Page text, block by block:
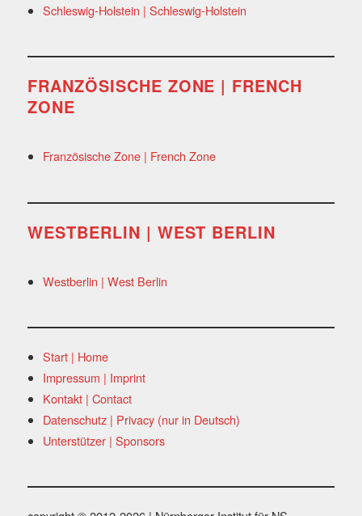
Schleswig-Holstein | Schleswig-Holstein
FRANZÖSISCHE ZONE | FRENCH
ZONE
Französische Zone | French Zone
WESTBERLIN | WEST BERLIN
Westberlin | West Berlin
Start | Home
Impressum | Imprint
Kontakt | Contact
Datenschutz | Privacy (nur in Deutsch)
Unterstützer | Sponsors